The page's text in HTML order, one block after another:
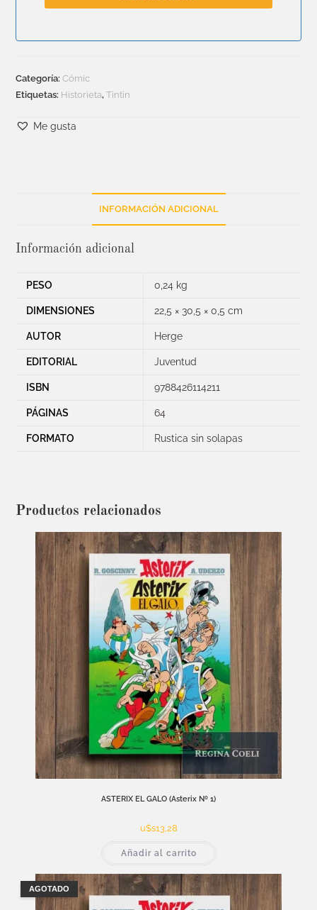
Categoría:Cómic
Etiquetas: Historieta,Tintin
Me gusta
INFORMACIÓN ADICIONAL
Información adicional
PESO 0,24 kg
DIMENSIONES 22,5 × 30,5 × 0,5 cm
AUTOR Herge
EDITORIAL Juventud
ISBN 9788426114211
PÁGINAS 64
FORMATO Rustica sin solapas
Productos relacionados
ASTERIX EL GALO (Asterix Nº 1)
u$s13,28
Añadir al carrito
AGOTADO